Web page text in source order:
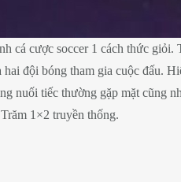
cá cược soccer 1 cách thức giỏi.
đội bóng tham gia cuộc đấu.
nuối tiếc thường gặp mặt cũng
1×2 truyền thống.